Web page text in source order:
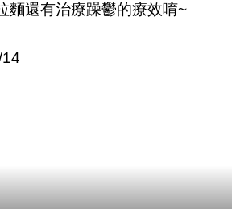
麵還有治療躁鬱的療效唷~